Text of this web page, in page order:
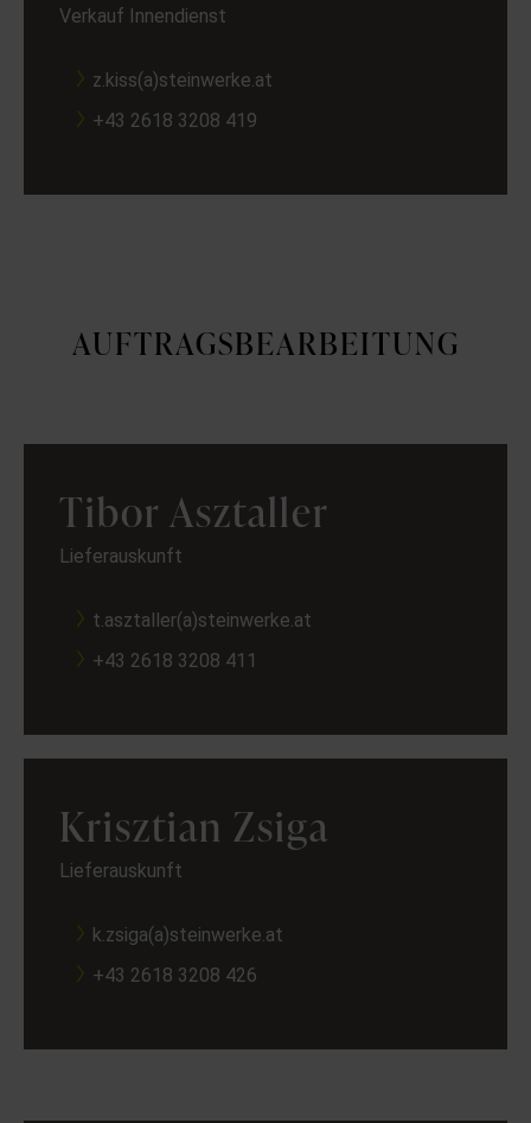
Verkauf Innendienst
z.kiss(a)steinwerke.at
+43 2618 3208 419
AUFTRAGSBEARBEITUNG
Tibor Asztaller
Lieferauskunft
t.asztaller(a)steinwerke.at
+43 2618 3208 411
Krisztian Zsiga
Lieferauskunft
k.zsiga(a)steinwerke.at
+43 2618 3208 426